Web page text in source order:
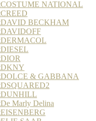
COSTUME NATIONAL
CREED
DAVID BECKHAM
DAVIDOFF
DERMACOL
DIESEL
DIOR
DKNY
DOLCE & GABBANA
DSQUARED2
DUNHILL
De Marly Delina
EISENBERG